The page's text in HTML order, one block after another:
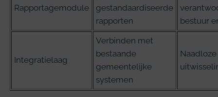
Rapportagemodule
gestandaardiseerde
rapporten
bestuur
Integratielaag
Verbinden met
bestaande
gemeentelijke
systemen